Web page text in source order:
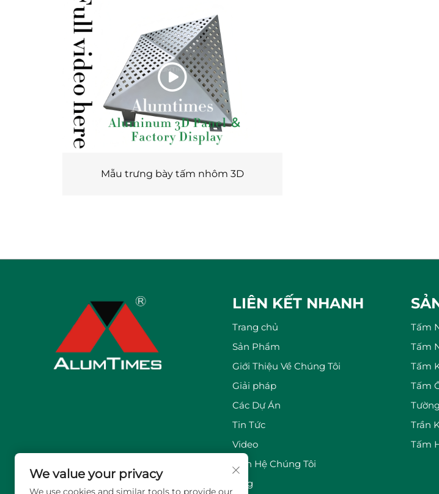
Mẫu trưng bày tấm nhôm 3D
LIÊN KẾT NHANH
Trang chủ
Sản Phẩm
Giới Thiệu Về Chúng Tôi
Giải pháp
Các Dự Án
Tin Tức
Video
Liên Hệ Chúng Tôi
Blog
Tấm
Tấm
Tấm
Tấm
Trần
Tấm
We value your privacy
We use cookies and similar tools to provide our